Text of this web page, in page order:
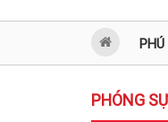
PHÓNG